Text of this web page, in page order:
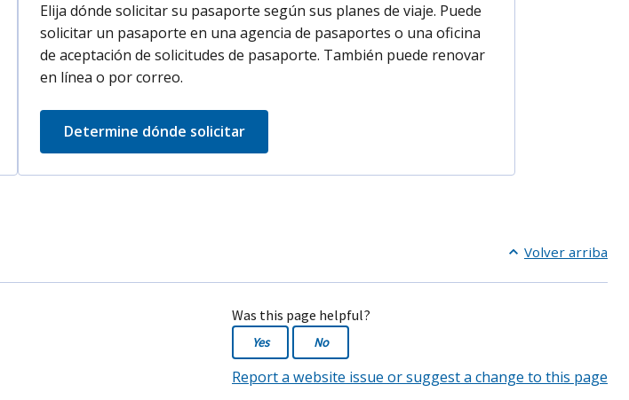
Elija dónde solicitar su pasaporte según sus planes de viaje. Puede
solicitar un pasaporte en una agencia de pasaportes o una oficina
de aceptación de solicitudes de pasaporte. También puede renovar
en línea o por correo.
Determine dónde solicitar
Volver arriba
Was this page helpful?
Yes No
Report a website issue or suggest a change to this page